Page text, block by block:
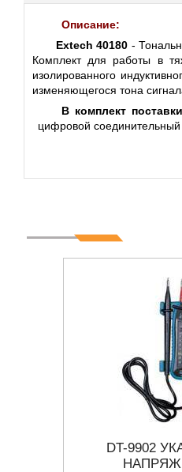
18:41
KEYSIGHT
СЕРИИ UXR
Описание:
Extech 40180 -
Комплект для работы в
изолированного
изменяющегося тона
В комплект
цифровой соединительный
DT-9902